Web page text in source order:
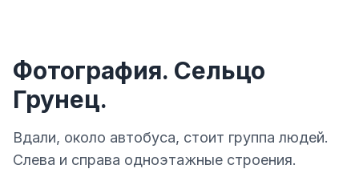
Фотография. Сельцо
Грунец.
Вдали, около автобуса, стоит группа людей.
Слева и справа одноэтажные строения.